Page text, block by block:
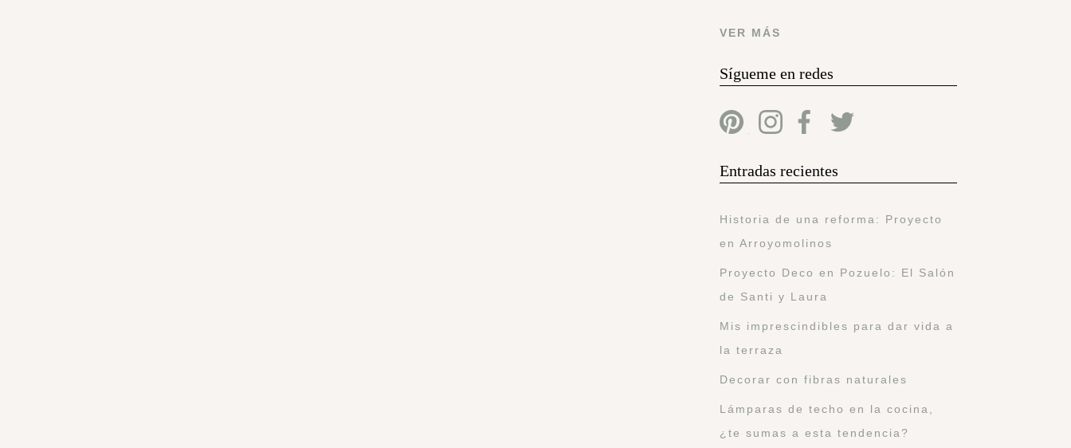
VER MÁS
Sígueme en redes
Entradas recientes
Historia de una reforma: Proyecto
en Arroyomolinos
Proyecto Deco en Pozuelo: El Salón
de Santi y Laura
Mis imprescindibles para dar vida a
la terraza
Decorar con fibras naturales
Lámparas de techo en la cocina,
¿te sumas a esta tendencia?